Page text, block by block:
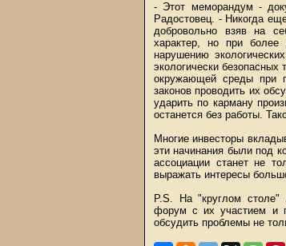
- Этот меморандум -
Радостовец. - Никогда
добровольно взяв на
характер, но при более
нарушению
экологически безопасных
окружающей среды при
законов проводить их
ударить по карману
останется без работы.
Многие инвесторы
эти начинания были под
ассоциации станет не
выражать интересы
P.S. На "круглом столе"
форум с их участием и
обсудить проблемы не